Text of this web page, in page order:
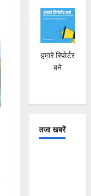
हमारे रिपोर्टर
बने
तजा खबरें